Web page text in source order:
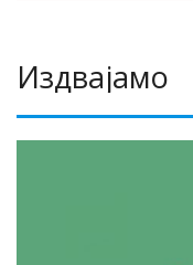
Издвајамо